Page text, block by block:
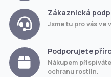
Zákaznická
Jsme tu pro vás ve
Podporujete
Nákupem
ochranu rostlin.